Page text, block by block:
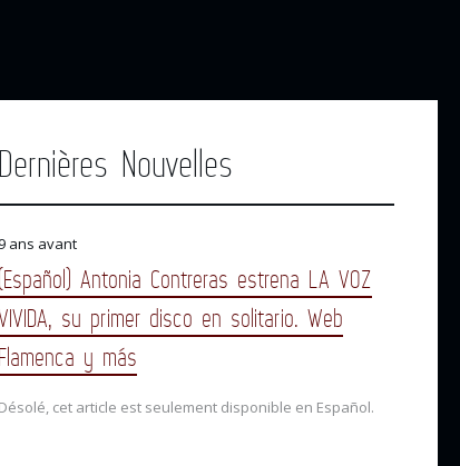
Dernières Nouvelles
ans avant
(Español) Antonia Contreras estrena LA VOZ
su primer disco en solitario. Web
Flamenca y más
Désolé, cet article est seulement disponible en Español.